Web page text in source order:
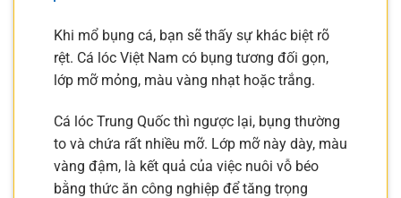
Khi mổ bụng cá, bạn sẽ thấy sự khác biệt rõ
rệt. Cá lóc Việt Nam có bụng tương đối gọn,
lớp mỡ mỏng, màu vàng nhạt hoặc trắng.
Cá lóc Trung Quốc thì ngược lại, bụng thường
to và chứa rất nhiều mỡ. Lớp mỡ này dày, màu
vàng đậm, là kết quả của việc nuôi vỗ béo
bằng thức ăn công nghiệp để tăng trọng